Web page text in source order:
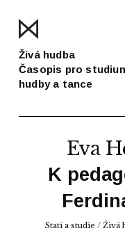
Živá hudba
Časopis pro
hudby a tance
Eva
K
Stati a studie / Živá